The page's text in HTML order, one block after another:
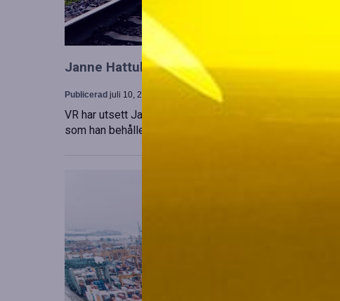
Janne Hattula tillträder som ny ledare för VR
Publicerad juli 10, 2026
VR har utsett Janne Hattula att leda verksamheten för
som han behåller sitt ansvar i Finland. Detta sker i